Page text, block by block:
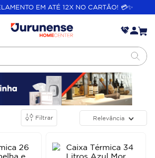
EM ATÉ 12X NO CARTÃO! 💳✨
Filtrar Relevância